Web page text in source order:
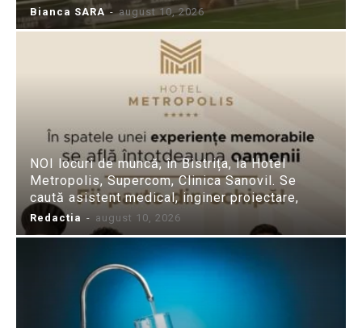
Bianca SARA - august 10, 2026
NOI locuri de muncă, în Bistrița, la Hotel
Metropolis, Supercom, Clinica Sanovil. Se
caută asistent medical, inginer proiectare,
Redactia - august 10, 2026